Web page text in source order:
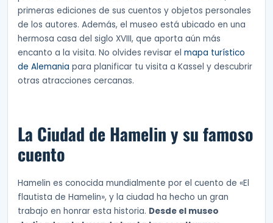
primeras ediciones de sus cuentos y objetos personales
de los autores. Además, el museo está ubicado en una
hermosa casa del siglo XVIII, que aporta aún más
encanto a la visita. No olvides revisar el mapa turístico
de Alemania para planificar tu visita a Kassel y descubrir
otras atracciones cercanas.
La Ciudad de Hamelin y su famoso
cuento
Hamelin es conocida mundialmente por el cuento de «El
flautista de Hamelin», y la ciudad ha hecho un gran
trabajo en honrar esta historia. Desde el museo